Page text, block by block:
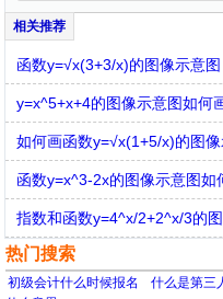
函数y=√x(3+3/x)的图像示意图
y=x^5+x+4的图像示意图如何
如何画函数y=√x(1+5/x)的图像
函数y=x^3-2x的图像示意图如
指数和函数y=4^x/2+2^x/3的
热门搜索
初级会计什么时候报名 什么是第三